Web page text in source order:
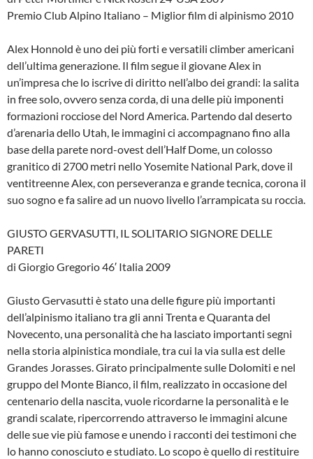
Premio Club Alpino Italiano – Miglior film di alpinismo 2010
Alex Honnold è uno dei più forti e versatili climber americani
dell’ultima generazione. Il film segue il giovane Alex in
un’impresa che lo iscrive di diritto nell’albo dei grandi: la salita
in free solo, ovvero senza corda, di una delle più imponenti
formazioni rocciose del Nord America. Partendo dal deserto
d’arenaria dello Utah, le immagini ci accompagnano fino alla
base della parete nord-ovest dell’Half Dome, un colosso
granitico di 2700 metri nello Yosemite National Park, dove il
ventitreenne Alex, con perseveranza e grande tecnica, corona il
suo sogno e fa salire ad un nuovo livello l’arrampicata su roccia.
GIUSTO GERVASUTTI, IL SOLITARIO SIGNORE DELLE
PARETI
di Giorgio Gregorio 46′ Italia 2009
Giusto Gervasutti è stato una delle figure più importanti
dell’alpinismo italiano tra gli anni Trenta e Quaranta del
Novecento, una personalità che ha lasciato importanti segni
nella storia alpinistica mondiale, tra cui la via sulla est delle
Grandes Jorasses. Girato principalmente sulle Dolomiti e nel
gruppo del Monte Bianco, il film, realizzato in occasione del
centenario della nascita, vuole ricordarne la personalità e le
grandi scalate, ripercorrendo attraverso le immagini alcune
delle sue vie più famose e unendo i racconti dei testimoni che
lo hanno conosciuto e studiato. Lo scopo è quello di restituire